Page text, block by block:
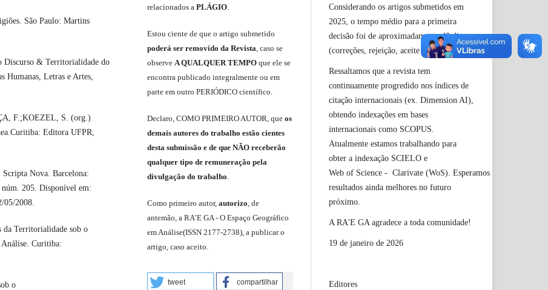
São Paulo: Martins
Discurso & Territorialidade do
Humanas, Letras e Artes,
F.;KOEZEL, S. (org.)
Editora UFPR,
Scripta Nova. Barcelona:
205. Disponível em:
05/2008.
da Territorialidade sob o
Curitiba:
o
relacionados a PLÁGIO.
Estou ciente de que o artigo submetido
poderá ser removido da Revista, caso se
observe A QUALQUER TEMPO que ele se
encontra publicado integralmente ou em
parte em outro PERIÓDICO científico.
Declaro, COMO PRIMEIRO AUTOR, que os
demais autores do trabalho estão cientes
desta submissão e de que NÃO receberão
qualquer tipo de remuneração pela
divulgação do trabalho.
Como primeiro autor, autorizo, de
antemão, a RA’E GA - O Espaço Geográfico
em Análise(ISSN 2177-2738), a publicar o
artigo, caso aceito.
tweet compartilhar
Considerando os artigos submetidos em
2025, o tempo médio para a primeira
decisão foi de aproximadamente 40 dias
(correções, rejeição, aceite etc.).
Ressaltamos que a revista tem
continuamente progredido nos índices de
citação internacionais (ex. Dimension AI),
obtendo indexações em bases
internacionais como SCOPUS.
Atualmente estamos trabalhando para
obter a indexação SCIELO e
Web of Science - Clarivate (WoS). Esperamos
resultados ainda melhores no futuro
próximo.
A RA'E GA agradece a toda comunidade!
19 de janeiro de 2026
Editores